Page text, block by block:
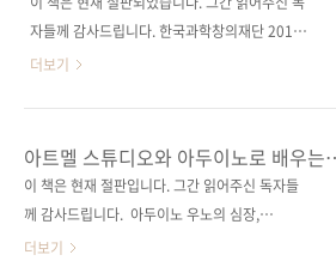
나요? :) 이 책을 먼저 읽은 영어권 독자들도 비
슷한 반응을 보이고 있네요. Amazon 독자 서평
보기 책..
키워드 사물인터넷 / IoT / 아두이노 / 마이크로
러 / 아두이노 관련 사이트■ 저자 운영 카페(독
자 Q&A 제공) 관련 포스트■ 2016/01/13 - [출
라즈베리 파이 관련 시리즈■ (없음) 관련 도서
■ 사물인터넷을 품은 라즈베리 파이■ 아트멜
스튜디오와 아두이노로..
자들께 감사드립니다. 한국과학창의재단 2016
년 우수과학도서 선정!물화생지 주요 이론 14가
지은이 SADA감수자 박종화 외 8인출판일 2015
년 10월 30일페이지 240쪽시리즈 (없음)판 형
46배판변형(188*245*14)제 본 무선(soft
34-0 (93000)키워드 아두이노 / 과학 실험 / 물
더보기
아트멜 스튜디오와 아두이노로 배우는
ATmega328 프로그래밍
이 책은 현재 절판입니다. 그간 읽어주신 독자들
께 감사드립니다. 아두이노 우노의 심장,
ATmega328을 뛰게 하는 두 가지 방법!베스트
더보기